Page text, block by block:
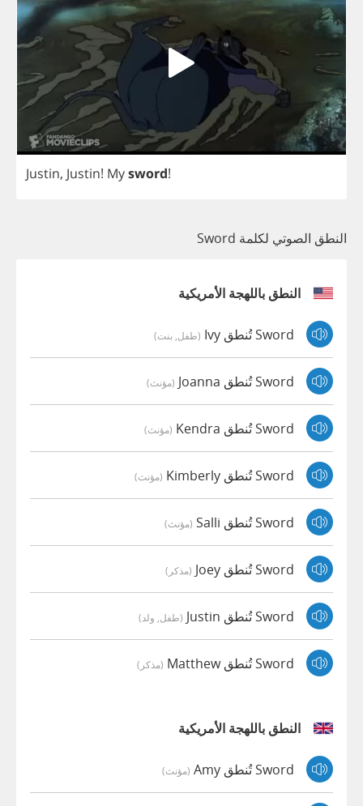
Justin, Justin! Mysword!
النطق الصوتي لكلمة Sword
النطق باللهجة الأمريكية
Sword تُنطق Ivy (طفل, بنت)
Sword تُنطق Joanna (مؤنث)
Sword تُنطق Kendra (مؤنث)
Sword تُنطق Kimberly (مؤنث)
Sword تُنطق Salli (مؤنث)
Sword تُنطق Joey (مذكر)
Sword تُنطق Justin (طفل, ولد)
Sword تُنطق Matthew (مذكر)
النطق باللهجة الأمريكية
Sword تُنطق Amy (مؤنث)